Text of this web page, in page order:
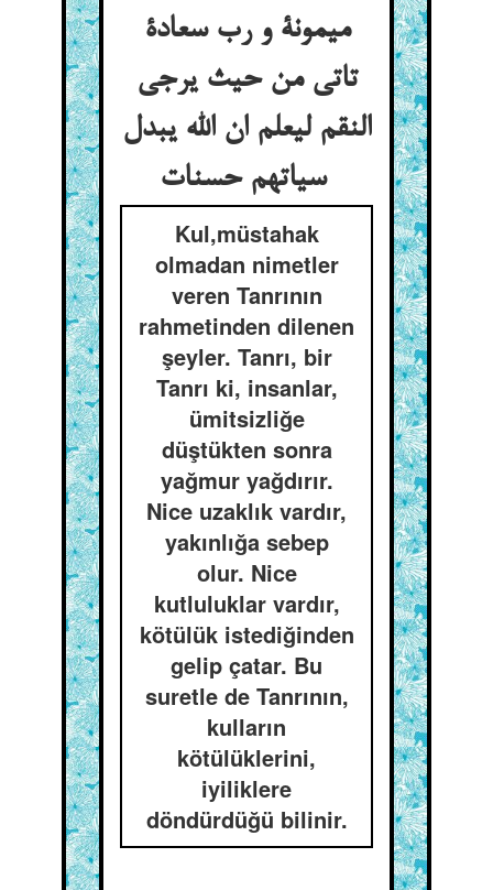
میمونة و رب سعادة
تاتی من حیث یرجی
النقم لیعلم ان الله یبدل
سیاتهم حسنات
Kul,müstahak
olmadan nimetler
veren Tanrının
rahmetinden dilenen
şeyler. Tanrı, bir
Tanrı ki, insanlar,
ümitsizliğe
düştükten sonra
yağmur yağdırır.
Nice uzaklık vardır,
yakınlığa sebep
olur. Nice
kutluluklar vardır,
kötülük istediğinden
gelip çatar. Bu
suretle de Tanrının,
kulların
kötülüklerini,
iyiliklere
döndürdüğü bilinir.